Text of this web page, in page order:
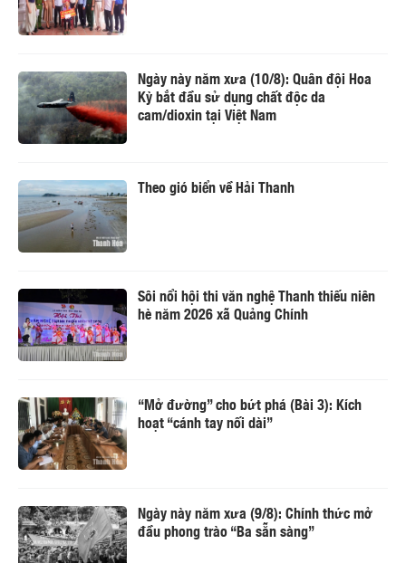
Ngày này năm xưa (10/8): Quân đội Hoa
Kỳ bắt đầu sử dụng chất độc da
cam/dioxin tại Việt Nam
Theo gió biển về Hải Thanh
Sôi nổi hội thi văn nghệ Thanh thiếu niên
hè năm 2026 xã Quảng Chính
“Mở đường” cho bứt phá (Bài 3): Kích
hoạt “cánh tay nối dài”
Ngày này năm xưa (9/8): Chính thức mở
đầu phong trào “Ba sẵn sàng”